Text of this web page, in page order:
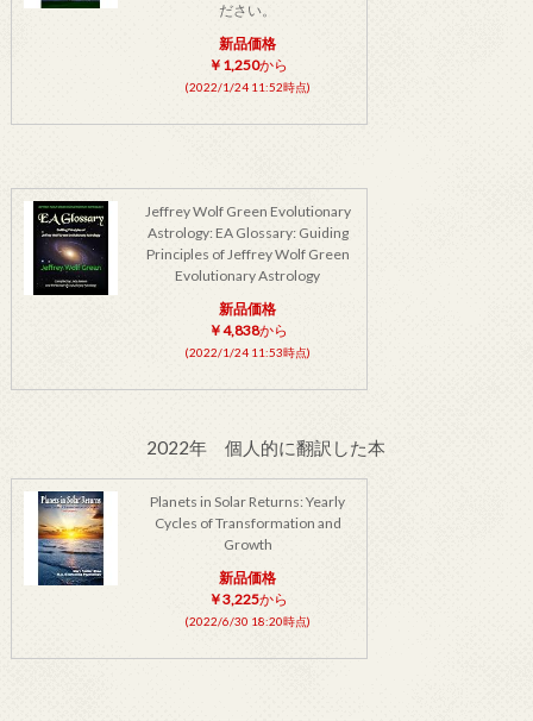
ださい。
新品価格
￥1,250から
(2022/1/24 11:52時点)
Jeffrey Wolf Green Evolutionary
Astrology: EA Glossary: Guiding
Principles of Jeffrey Wolf Green
Evolutionary Astrology
新品価格
￥4,838から
(2022/1/24 11:53時点)
2022年 個人的に翻訳した本
Planets in Solar Returns: Yearly
Cycles of Transformation and
Growth
新品価格
￥3,225から
(2022/6/30 18:20時点)